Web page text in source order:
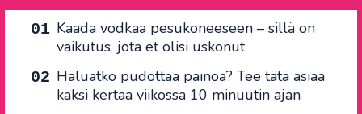
Kaada vodkaa pesukoneeseen – sillä on
vaikutus, jota et olisi uskonut
Haluatko pudottaa painoa? Tee tätä asiaa
kaksi kertaa viikossa 10 minuutin ajan